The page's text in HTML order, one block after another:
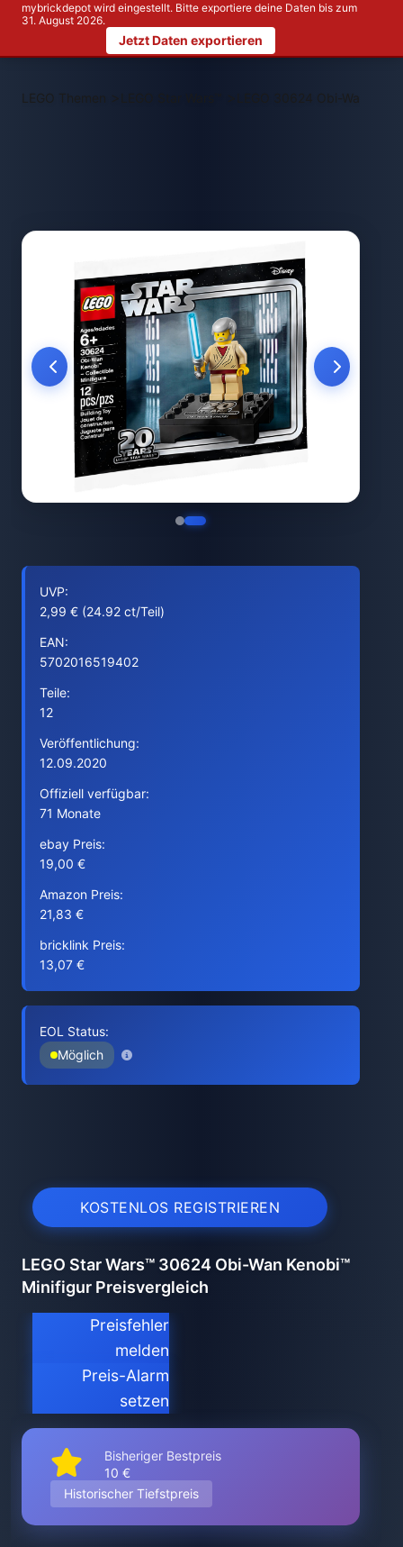
mybrickdepot wird eingestellt. Bitte exportiere deine Daten bis zum
31. August 2026.
Jetzt Daten exportieren
LEGO Themen > LEGO 30624 Obi-Wan
UVP:
2,99 € (24.92 ct/Teil)
EAN:
5702016519402
Teile:
12
Veröffentlichung:
12.09.2020
Offiziell verfügbar:
71 Monate
ebay Preis:
19,00 €
Amazon Preis:
21,83 €
bricklink Preis:
13,07 €
EOL Status:
Möglich
KOSTENLOS REGISTRIEREN
LEGO Star Wars™ 30624 Obi-Wan Kenobi™
Minifigur Preisvergleich
Preisfehler
melden
Preis-Alarm
setzen
Bisheriger Bestpreis
10 €
Historischer Tiefstpreis